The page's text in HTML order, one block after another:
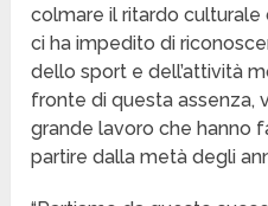
colmare il ritardo culturale
ci ha impedito di
dello sport e dell’attività
fronte di questa assenza,
grande lavoro che hanno
partire dalla metà degli